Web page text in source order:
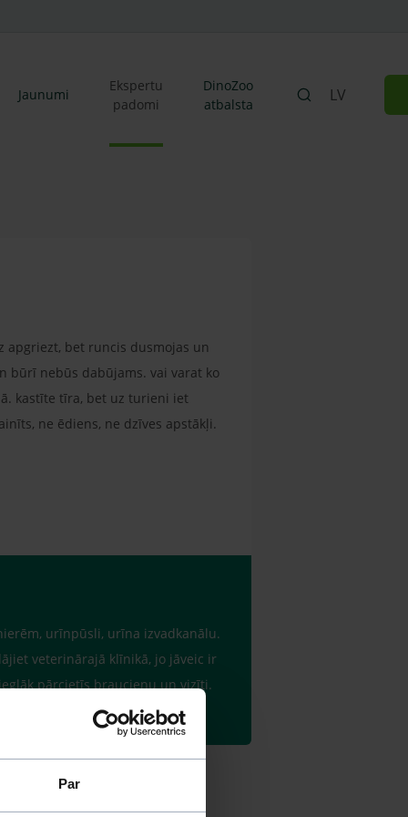
Par
Jaunumi
Ekspertu
padomi
DinoZoo
atbalsta
LV
apgriezt, bet runcis dusmojas un
būrī nebūs dabūjams. vai varat ko
kastīte tīra, bet uz turieni iet
ne ēdiens, ne dzīves apstākļi.
urīnpūsli, urīna izvadkanālu.
veterinārajā klīnikā, jo jāveic ir
pārcietīs braucienu un vizīti.